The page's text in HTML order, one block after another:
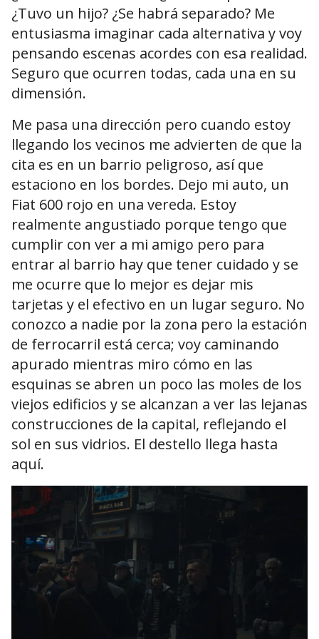
¿Tuvo un hijo? ¿Se habrá separado? Me
entusiasma imaginar cada alternativa y voy
pensando escenas acordes con esa realidad.
Seguro que ocurren todas, cada una en su
dimensión.
Me pasa una dirección pero cuando estoy
llegando los vecinos me advierten de que la
cita es en un barrio peligroso, así que
estaciono en los bordes. Dejo mi auto, un
Fiat 600 rojo en una vereda. Estoy
realmente angustiado porque tengo que
cumplir con ver a mi amigo pero para
entrar al barrio hay que tener cuidado y se
me ocurre que lo mejor es dejar mis
tarjetas y el efectivo en un lugar seguro. No
conozco a nadie por la zona pero la estación
de ferrocarril está cerca; voy caminando
apurado mientras miro cómo en las
esquinas se abren un poco las moles de los
viejos edificios y se alcanzan a ver las lejanas
construcciones de la capital, reflejando el
sol en sus vidrios. El destello llega hasta
aquí.